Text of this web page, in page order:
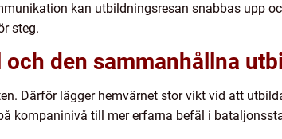
kan utbildningsresan snabbas upp
steg.
den sammanhållna
Därför lägger hemvärnet stor vikt vid att
kompaninivå till mer erfarna befäl i